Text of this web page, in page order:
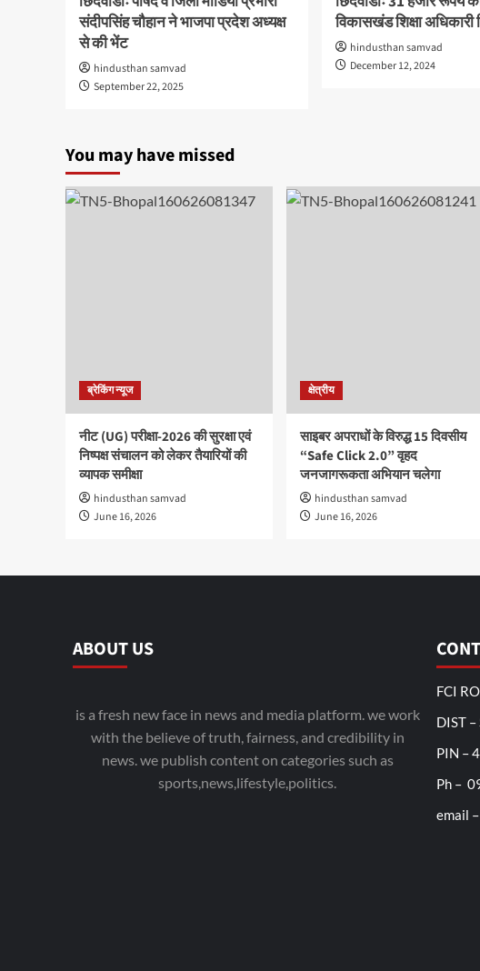
संदीपसिंह चौहान ने भाजपा प्रदेश अध्यक्ष
से की भेंट
hindusthan samvad
September 22, 2025
विकासखंड शिक्षा
hindusthan samvad
December 12, 2024
You may have missed
ब्रेकिंग न्यूज
नीट (UG) परीक्षा-2026 की सुरक्षा एवं
निष्पक्ष संचालन को लेकर तैयारियों की
व्यापक समीक्षा
hindusthan samvad
June 16, 2026
क्षेत्रीय
साइबर अपराधों के विरुद्ध 15 दिवसीय
“Safe Click 2.0” वृहद
जनजागरूकता अभियान चलेगा
hindusthan samvad
June 16, 2026
ABOUT US
is a fresh new face in news and media platform. we work
with the believe of truth, fairness, and credibility in
news. we publish content on categories such as
sports,news,lifestyle,politics.
FCI
DIST –
PIN –
Ph –
email